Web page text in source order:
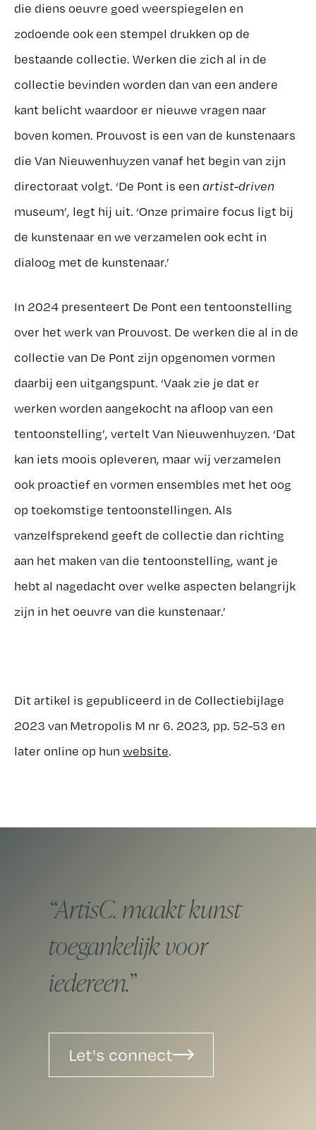
die diens oeuvre goed weerspiegelen en
zodoende ook een stempel drukken op de
bestaande collectie. Werken die zich al in de
collectie bevinden worden dan van een andere
kant belicht waardoor er nieuwe vragen naar
boven komen. Prouvost is een van de kunstenaars
die Van Nieuwenhuyzen vanaf het begin van zijn
directoraat volgt. ‘De Pont is een artist-driven
museum’, legt hij uit. ‘Onze primaire focus ligt bij
de kunstenaar en we verzamelen ook echt in
dialoog met de kunstenaar.’
In 2024 presenteert De Pont een tentoonstelling
over het werk van Prouvost. De werken die al in de
collectie van De Pont zijn opgenomen vormen
daarbij een uitgangspunt. ‘Vaak zie je dat er
werken worden aangekocht na afloop van een
tentoonstelling’, vertelt Van Nieuwenhuyzen. ‘Dat
kan iets moois opleveren, maar wij verzamelen
ook proactief en vormen ensembles met het oog
op toekomstige tentoonstellingen. Als
vanzelfsprekend geeft de collectie dan richting
aan het maken van die tentoonstelling, want je
hebt al nagedacht over welke aspecten belangrijk
zijn in het oeuvre van die kunstenaar.’
Dit artikel is gepubliceerd in de Collectiebijlage
2023 van Metropolis M nr 6. 2023, pp. 52-53 en
later online op hun website.
ArtisC. maakt kunst
toegankelijk voor
iedereen.
Let's connect